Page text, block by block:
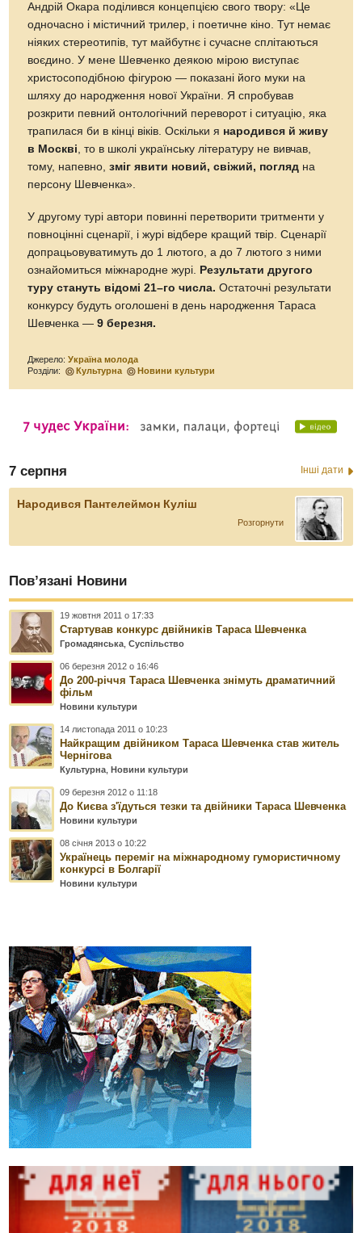
Андрій Окара поділився концепцією свого твору: «Це
одночасно і містичний трилер, і поетичне кіно. Тут немає
ніяких стереотипів, тут майбутнє і сучасне сплітаються
воєдино. У мене Шевченко деякою мірою виступає
христосоподібною фігурою — показані його муки на
шляху до народження нової України. Я спробував
розкрити певний онтологічний переворот і ситуацію, яка
трапилася би в кінці віків. Оскільки я народився й живу
в Москві , то в школі українську літературу не вивчав,
тому, напевно,зміг явити новий, свіжий, погляд на
персону Шевченка».
У другому турі автори повинні перетворити тритменти у
повноцінні сценарії, і журі відбере кращий твір. Сценарії
допрацьовуватимуть до 1 лютого, а до 7 лютого з ними
ознайомиться міжнародне журі. Результати другого
туру стануть відомі 21–го числа. Остаточні результати
конкурсу будуть оголошені в день народження Тараса
Шевченка —9 березня.
Джерело:Україна молода
Розділи:
Культурна Новини культури
7 серпня Інші дати
Народився Пантелеймон Куліш
Розгорнути
Пов’язані Новини
19 жовтня 2011 о 17:33
Стартував конкурс двійників Тараса Шевченка
Громадянська ,Суспільство
06 березня 2012 о 16:46
До 200-річчя Тараса Шевченка знімуть драматичний
фільм
Новини культури
14 листопада 2011 о 10:23
Найкращим двійником Тараса Шевченка став житель
Чернігова
Культурна ,Новини культури
09 березня 2012 о 11:18
До Києва з'їдуться тезки та двійники Тараса Шевченка
Новини культури
08 січня 2013 о 10:22
Українець переміг на міжнародному гумористичному
конкурсі в Болгарії
Новини культури